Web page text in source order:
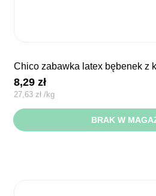
chico zabawka latex bębenek z
8,29zł
27,63 zł /kg
BRAK W